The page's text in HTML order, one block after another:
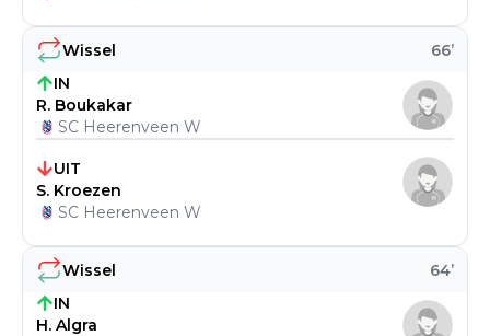
Wissel 64’
IN
H. Algra
Wissel 66’
IN
R. Boukakar
SC Heerenveen W
UIT
S. Kroezen
SC Heerenveen W